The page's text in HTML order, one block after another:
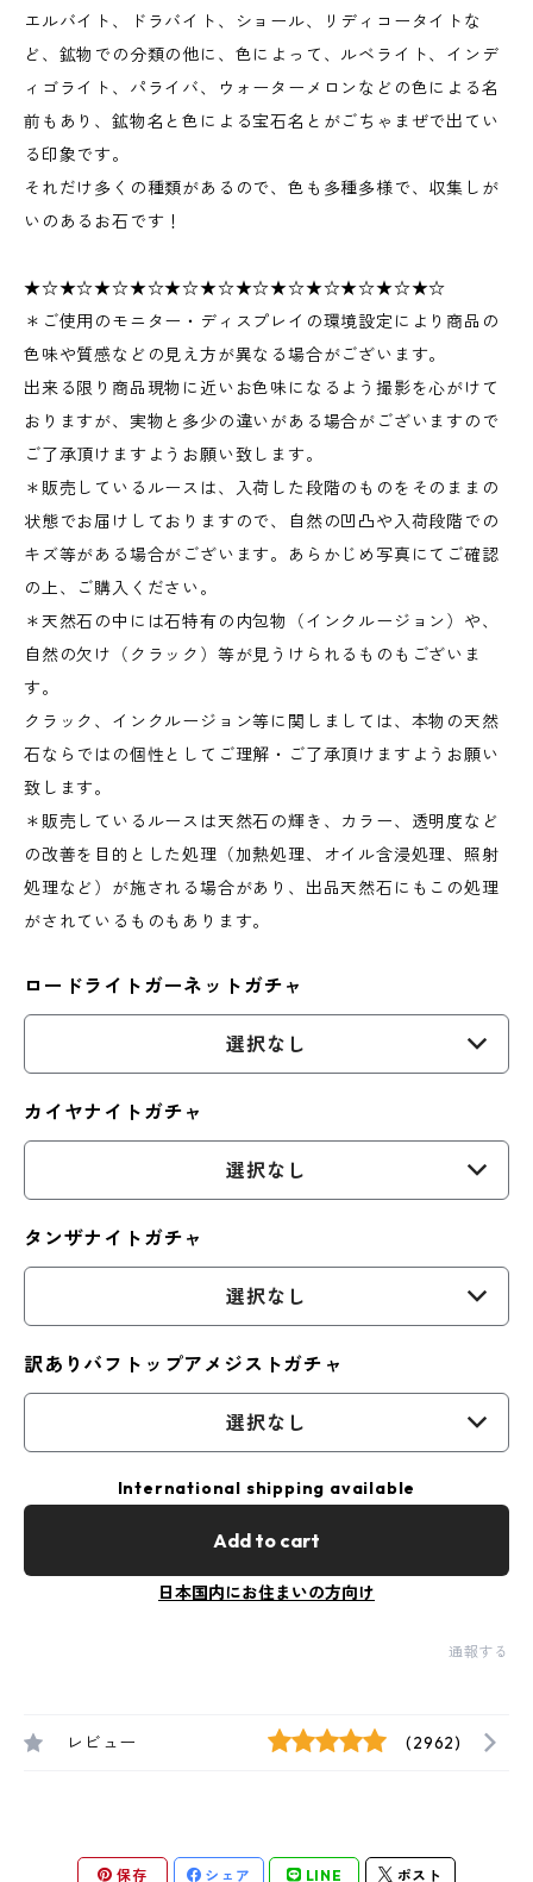
エルバイト、ドラバイト、ショール、リディコータイトな
ど、鉱物での分類の他に、色によって、ルベライト、インデ
ィゴライト、パライバ、ウォーターメロンなどの色による名
前もあり、鉱物名と色による宝石名とがごちゃまぜで出てい
る印象です。
それだけ多くの種類があるので、色も多種多様で、収集しが
いのあるお石です！
★☆★☆★☆★☆★☆★☆★☆★☆★☆★☆★☆★☆
＊ご使用のモニター・ディスプレイの環境設定により商品の
色味や質感などの見え方が異なる場合がございます。
出来る限り商品現物に近いお色味になるよう撮影を心がけて
おりますが、実物と多少の違いがある場合がございますので
ご了承頂けますようお願い致します。
＊販売しているルースは、入荷した段階のものをそのままの
状態でお届けしておりますので、自然の凹凸や入荷段階での
キズ等がある場合がございます。あらかじめ写真にてご確認
の上、ご購入ください。
＊天然石の中には石特有の内包物（インクルージョン）や、
自然の欠け（クラック）等が見うけられるものもございま
す。
クラック、インクルージョン等に関しましては、本物の天然
石ならではの個性としてご理解・ご了承頂けますようお願い
致します。
＊販売しているルースは天然石の輝き、カラー、透明度など
の改善を目的とした処理（加熱処理、オイル含浸処理、照射
処理など）が施される場合があり、出品天然石にもこの処理
がされているものもあります。
ロードライトガーネットガチャ
選択なし
カイヤナイトガチャ
選択なし
タンザナイトガチャ
選択なし
訳ありバフトップアメジストガチャ
選択なし
International shipping available
Add to cart
日本国内にお住まいの方向け
通報する
レビュー (2962)
保存 シェア LINE ポスト